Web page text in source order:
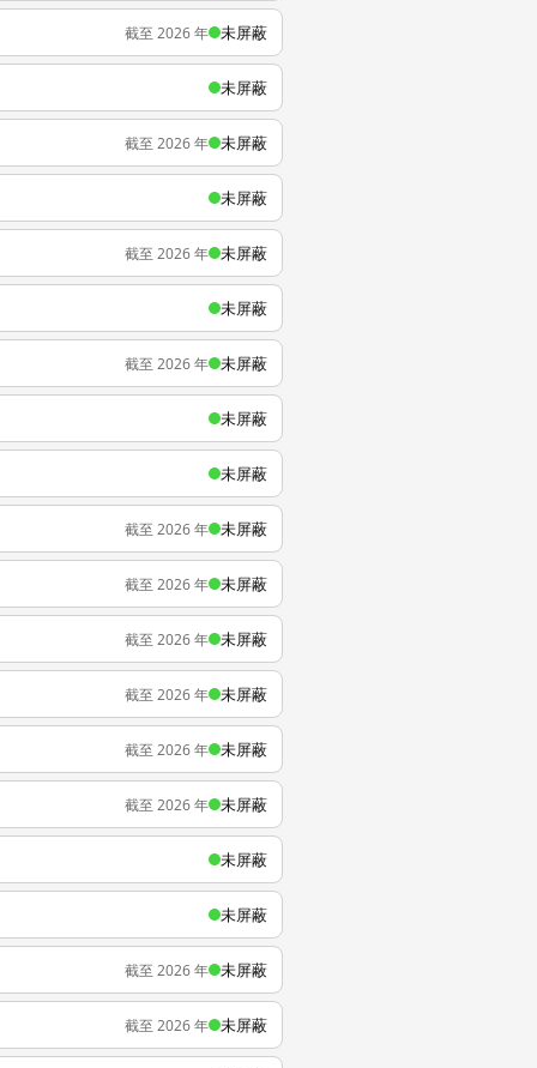
截至 2026 年 未屏蔽
未屏蔽
截至 2026 年 未屏蔽
未屏蔽
截至 2026 年 未屏蔽
未屏蔽
截至 2026 年 未屏蔽
未屏蔽
未屏蔽
截至 2026 年 未屏蔽
截至 2026 年 未屏蔽
截至 2026 年 未屏蔽
截至 2026 年 未屏蔽
截至 2026 年 未屏蔽
截至 2026 年 未屏蔽
未屏蔽
未屏蔽
截至 2026 年 未屏蔽
截至 2026 年 未屏蔽